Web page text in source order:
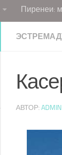
Пиренеи:
АВТОР: ADMIN